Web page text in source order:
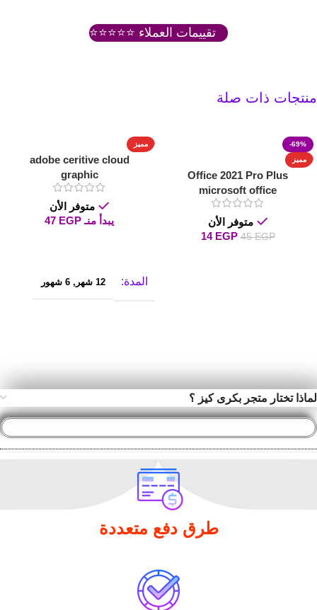
تقييمات العملاء ⭐⭐⭐⭐⭐
منتجات ذات صلة
-69%
مميز
Office 2021 Pro Plus
microsoft office
متوفر الأن
45EGP
14 EGP
مميز
adobe ceritive cloud
graphic
متوفر الأن
يبدأ منـ
47 EGP
المدة 12 شهر , 6 شهور
لماذا تختار متجر بكرى كيز ؟
طرق دفع متعددة